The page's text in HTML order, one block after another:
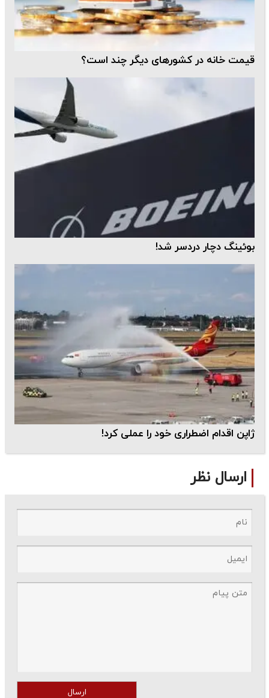
قیمت خانه در کشورهای دیگر چند است؟
بوئینگ دچار دردسر شد!
ژاپن اقدام اضطراری خود را عملی کرد!
ارسال نظر
ارسال